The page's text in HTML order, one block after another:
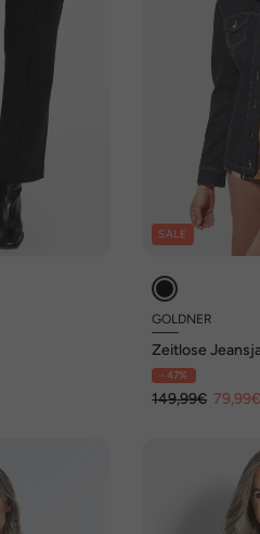
SALE
GOLDNER
Zeitlose
- 47%
149,99€ 79,99€